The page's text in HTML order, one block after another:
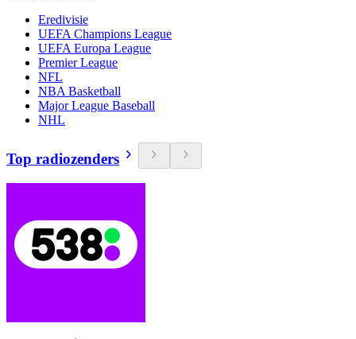
Eredivisie
UEFA Champions League
UEFA Europa League
Premier League
NFL
NBA Basketball
Major League Baseball
NHL
Top radiozenders